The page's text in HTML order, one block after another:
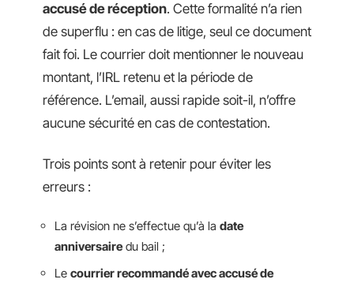
accusé de réception. Cette formalité n’a rien
de superflu : en cas de litige, seul ce document
fait foi. Le courrier doit mentionner le nouveau
montant, l’IRL retenu et la période de
référence. L’email, aussi rapide soit-il, n’offre
aucune sécurité en cas de contestation.
Trois points sont à retenir pour éviter les
erreurs :
La révision ne s’effectue qu’à la date
anniversaire du bail ;
Le courrier recommandé avec accusé de